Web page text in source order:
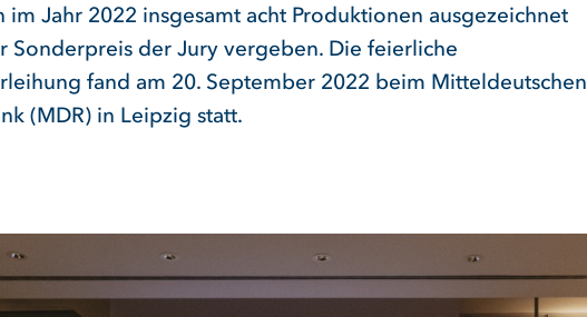
im Jahr 2022 insgesamt acht Produktionen ausgezeichnet
Sonderpreis der Jury vergeben. Die feierliche
fand am 20. September 2022 beim Mitteldeutschen
(MDR) in Leipzig statt.